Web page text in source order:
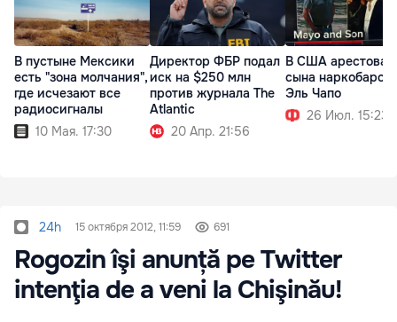
В пустыне Мексики
есть "зона молчания",
где исчезают все
радиосигналы
10 Мая. 17:30
Директор ФБР подал
иск на $250 млн
против журнала The
Atlantic
20 Апр. 21:56
В США
сына
Эль Чапо
26 Июл. 15:23
24h 15 октября 2012, 11:59 691
Rogozin îşi anunță pe Twitter
intenţia de a veni la Chişinău!